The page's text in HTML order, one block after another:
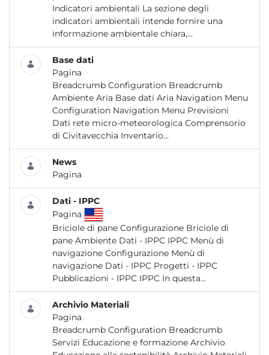
Indicatori ambientali La sezione degli
indicatori ambientali intende fornire una
informazione ambientale chiara,...
Base dati
Pagina
Breadcrumb Configuration Breadcrumb
Ambiente Aria Base dati Aria Navigation Menu
Configuration Navigation Menu Previsioni
Dati rete micro-meteorologica Comprensorio
di Civitavecchia Inventario...
News
Pagina
Dati - IPPC
Pagina
Briciole di pane Configurazione Briciole di
pane Ambiente Dati - IPPC IPPC Menù di
navigazione Configurazione Menù di
navigazione Dati - IPPC Progetti - IPPC
Pubblicazioni - IPPC IPPC In questa...
Archivio Materiali
Pagina
Breadcrumb Configuration Breadcrumb
Servizi Educazione e formazione Archivio